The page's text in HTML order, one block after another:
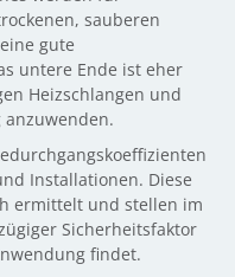
sauberen
gute
untere Ende ist eher
Heizschlangen und
Installationen. Diese
ermittelt und stellen im
Sicherheitsfaktor
findet.